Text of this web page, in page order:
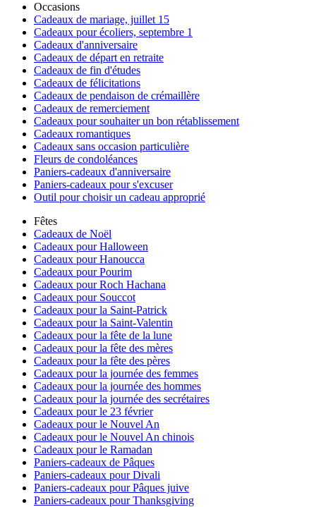
Occasions
Cadeaux de mariage, juillet 15
Cadeaux pour écoliers, septembre 1
Cadeaux d'anniversaire
Cadeaux de départ en retraite
Cadeaux de fin d'études
Cadeaux de félicitations
Cadeaux de pendaison de crémaillère
Cadeaux de remerciement
Cadeaux pour souhaiter un bon rétablissement
Cadeaux romantiques
Cadeaux sans occasion particulière
Fleurs de condoléances
Paniers-cadeaux d'anniversaire
Paniers-cadeaux pour s'excuser
Outil pour choisir un cadeau approprié
Fêtes
Cadeaux de Noël
Cadeaux pour Halloween
Cadeaux pour Hanoucca
Cadeaux pour Pourim
Cadeaux pour Roch Hachana
Cadeaux pour Souccot
Cadeaux pour la Saint-Patrick
Cadeaux pour la Saint-Valentin
Cadeaux pour la fête de la lune
Cadeaux pour la fête des mères
Cadeaux pour la fête des pères
Cadeaux pour la journée des femmes
Cadeaux pour la journée des hommes
Cadeaux pour la journée des secrétaires
Cadeaux pour le 23 février
Cadeaux pour le Nouvel An
Cadeaux pour le Nouvel An chinois
Cadeaux pour le Ramadan
Paniers-cadeaux de Pâques
Paniers-cadeaux pour Divali
Paniers-cadeaux pour Pâques juive
Paniers-cadeaux pour Thanksgiving